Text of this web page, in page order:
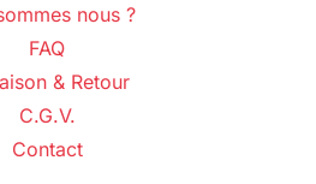
nous ?
FAQ
& Retour
C.G.V.
Contact